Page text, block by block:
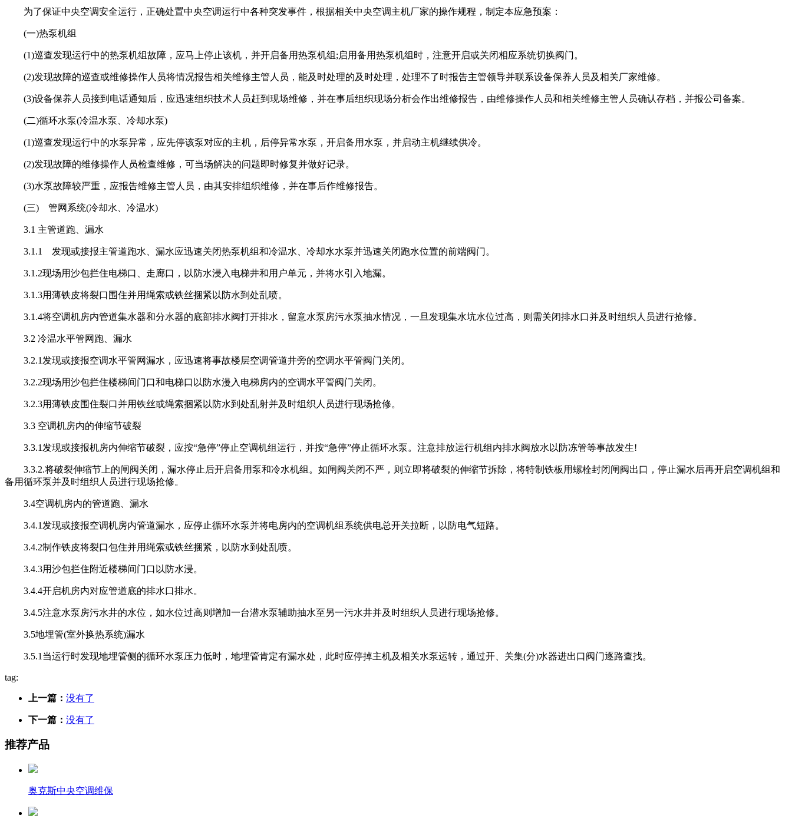
为了保证中央空调安全运行，正确处置中央空调运行中各种突发事件，根据相关中央空调主机厂家的操作规程，制定本应急预案：
(一)热泵机组
(1)巡查发现运行中的热泵机组故障，应马上停止该机，并开启备用热泵机组;启用备用热泵机组时，注意开启或关闭相应系统切换阀门。
(2)发现故障的巡查或维修操作人员将情况报告相关维修主管人员，能及时处理的及时处理，处理不了时报告主管领导并联系设备保养人员及相关厂家维修。
(3)设备保养人员接到电话通知后，应迅速组织技术人员赶到现场维修，并在事后组织现场分析会作出维修报告，由维修操作人员和相关维修主管人员确认存档，并报公司备案。
(二)循环水泵(冷温水泵、冷却水泵)
(1)巡查发现运行中的水泵异常，应先停该泵对应的主机，后停异常水泵，开启备用水泵，并启动主机继续供冷。
(2)发现故障的维修操作人员检查维修，可当场解决的问题即时修复并做好记录。
(3)水泵故障较严重，应报告维修主管人员，由其安排组织维修，并在事后作维修报告。
(三) 管网系统(冷却水、冷温水)
3.1 主管道跑、漏水
3.1.1 发现或接报主管道跑水、漏水应迅速关闭热泵机组和冷温水、冷却水水泵并迅速关闭跑水位置的前端阀门。
3.1.2现场用沙包拦住电梯口、走廊口，以防水浸入电梯井和用户单元，并将水引入地漏。
3.1.3用薄铁皮将裂口围住并用绳索或铁丝捆紧以防水到处乱喷。
3.1.4将空调机房内管道集水器和分水器的底部排水阀打开排水，留意水泵房污水泵抽水情况，一旦发现集水坑水位过高，则需关闭排水口并及时组织人员进行抢修。
3.2 冷温水平管网跑、漏水
3.2.1发现或接报空调水平管网漏水，应迅速将事故楼层空调管道井旁的空调水平管阀门关闭。
3.2.2现场用沙包拦住楼梯间门口和电梯口以防水漫入电梯房内的空调水平管阀门关闭。
3.2.3用薄铁皮围住裂口并用铁丝或绳索捆紧以防水到处乱射并及时组织人员进行现场抢修。
3.3 空调机房内的伸缩节破裂
3.3.1发现或接报机房内伸缩节破裂，应按“急停”停止空调机组运行，并按“急停”停止循环水泵。注意排放运行机组内排水阀放水以防冻管等事故发生!
3.3.2.将破裂伸缩节上的闸阀关闭，漏水停止后开启备用泵和冷水机组。如闸阀关闭不严，则立即将破裂的伸缩节拆除，将特制铁板用螺栓封闭闸阀出口，停止漏水后再开启空调机组和
备用循环泵并及时组织人员进行现场抢修。
3.4空调机房内的管道跑、漏水
3.4.1发现或接报空调机房内管道漏水，应停止循环水泵并将电房内的空调机组系统供电总开关拉断，以防电气短路。
3.4.2制作铁皮将裂口包住并用绳索或铁丝捆紧，以防水到处乱喷。
3.4.3用沙包拦住附近楼梯间门口以防水浸。
3.4.4开启机房内对应管道底的排水口排水。
3.4.5注意水泵房污水井的水位，如水位过高则增加一台潜水泵辅助抽水至另一污水井并及时组织人员进行现场抢修。
3.5地埋管(室外换热系统)漏水
3.5.1当运行时发现地埋管侧的循环水泵压力低时，地埋管肯定有漏水处，此时应停掉主机及相关水泵运转，通过开、关集(分)水器进出口阀门逐路查找。
tag:
上一篇： 没有了
下一篇： 没有了
推荐产品
奥克斯中央空调维保